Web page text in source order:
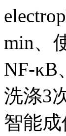
min、
NF-κB
洗涤3
智能